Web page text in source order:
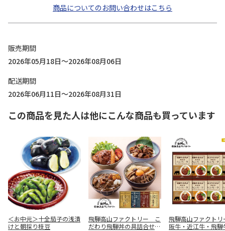
商品についてのお問い合わせはこちら
販売期間
2026年05月18日～2026年08月06日
配送期間
2026年06月11日～2026年08月31日
この商品を見た人は他にこんな商品も買っています
＜お中元＞十全茄子の浅漬
けと朝採り枝豆
飛騨高山ファクトリー こ
だわり飛騨丼の具詰合せＡ
飛騨高山ファクト
阪牛・近江牛・飛騨